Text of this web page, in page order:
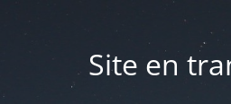
Site en